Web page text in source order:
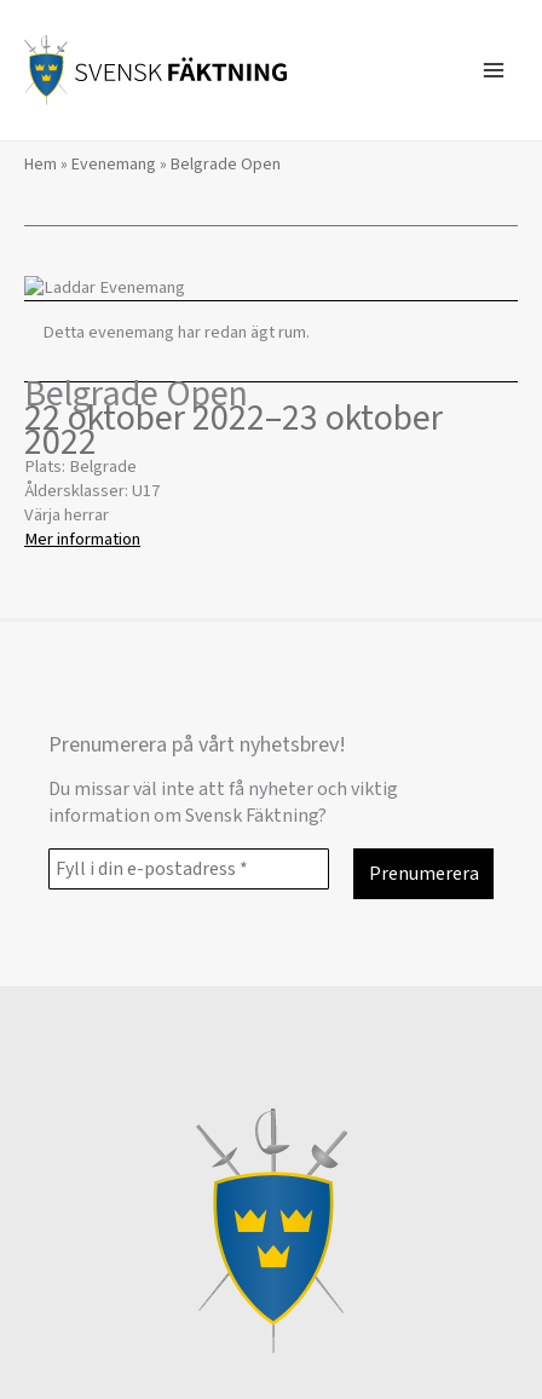
innehåll
Hem » Evenemang » Belgrade Open
Detta evenemang har redan ägt rum.
Belgrade Open
22 oktober 2022–23 oktober
2022
Plats: Belgrade
Åldersklasser: U17
Värja herrar
Mer information
Prenumerera på vårt nyhetsbrev!
Du missar väl inte att få nyheter och viktig
information om Svensk Fäktning?